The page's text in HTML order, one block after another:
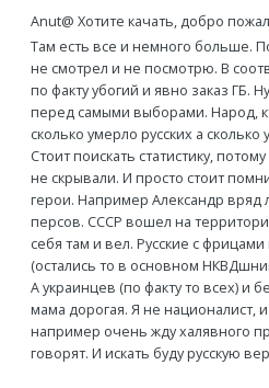
Anut@ Хотите качать, добро
Там есть все и немного больше.
не смотрел и не посмотрю. В
по факту убогий и явно заказ ГБ.
перед самыми выборами. Народ,
сколько умерло русских а
Стоит поискать статистику,
не скрывали. И просто стоит
герои. Например Александр вряд
персов. СССР вошел на
себя там и вел. Русские с
(остались то в основном
А украинцев (по факту то всех) и
мама дорогая. Я не националист,
например очень жду халявного
говорят. И искать буду русскую